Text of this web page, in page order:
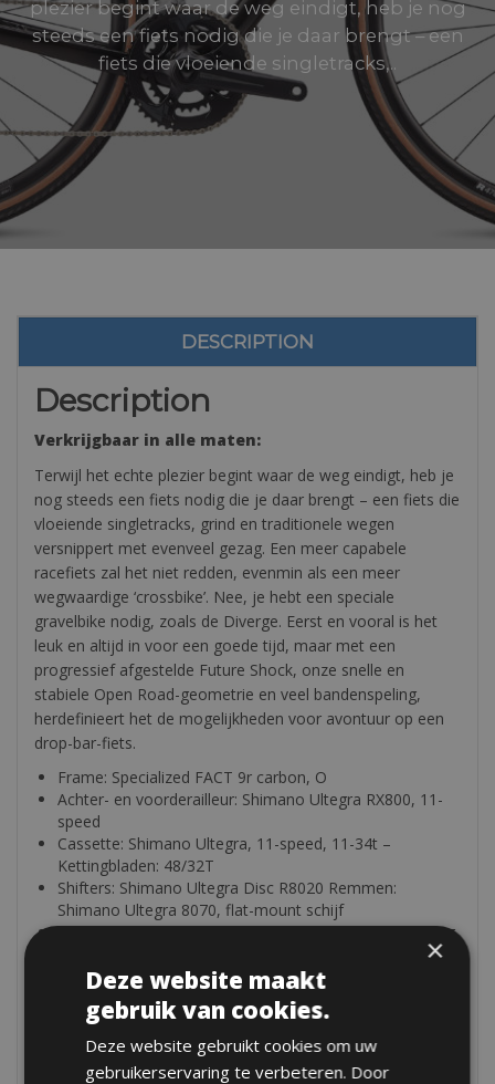
plezier begint waar de weg eindigt, heb je nog
steeds een fiets nodig die je daar brengt – een
fiets die vloeiende singletracks,..
DESCRIPTION
Description
Verkrijgbaar in alle maten:
Terwijl het echte plezier begint waar de weg eindigt, heb je
nog steeds een fiets nodig die je daar brengt – een fiets die
vloeiende singletracks, grind en traditionele wegen
versnippert met evenveel gezag. Een meer capabele
racefiets zal het niet redden, evenmin als een meer
wegwaardige ‘crossbike’. Nee, je hebt een speciale
gravelbike nodig, zoals de Diverge. Eerst en vooral is het
leuk en altijd in voor een goede tijd, maar met een
progressief afgestelde Future Shock, onze snelle en
stabiele Open Road-geometrie en veel bandenspeling,
herdefinieert het de mogelijkheden voor avontuur op een
drop-bar-fiets.
Frame: Specialized FACT 9r carbon, O
Achter- en voorderailleur: Shimano Ultegra RX800, 11-
speed
Cassette: Shimano Ultegra, 11-speed, 11-34t –
Kettingbladen: 48/32T
Shifters: Shimano Ultegra Disc R8020 Remmen:
Shimano Ultegra 8070, flat-mount schijf
Wielset: DT R470 Disc, afgedichte cartridge-naven, 14 g
Banden: 700 x 38 C
Bij elke fiets zit een helm en een bandenset (binnenband,
bandenlichter, CO2 of pomp).
×
Deze website maakt
gebruik van cookies.
Deze website gebruikt cookies om uw
gebruikerservaring te verbeteren. Door